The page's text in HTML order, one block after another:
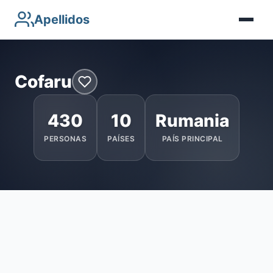
Apellidos
Cofaru
430
PERSONAS
10
PAÍSES
Rumania
PAÍS PRINCIPAL